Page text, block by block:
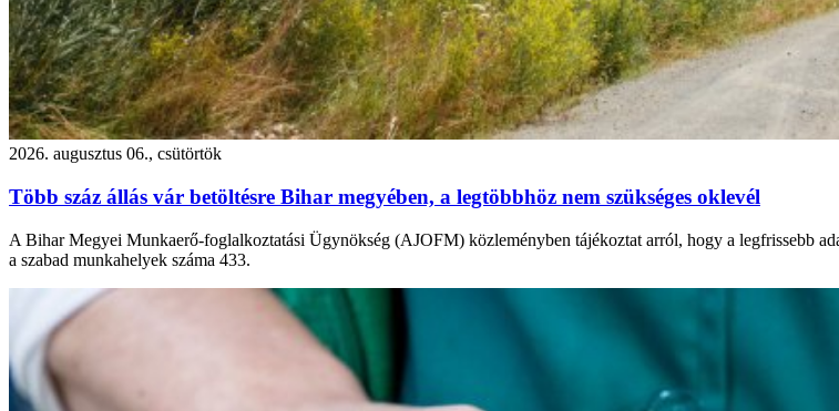
2026. augusztus 06., csütörtök
Több száz állás vár betöltésre Bihar megyében, a legtöbbhöz nem szükséges oklevél
A Bihar Megyei Munkaerő-foglalkoztatási Ügynökség (AJOFM) közleményben tájékoztat arról, hogy a legfrissebb
a szabad munkahelyek száma 433.